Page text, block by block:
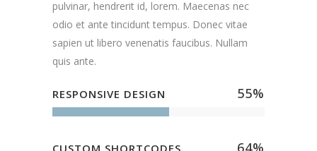
pulvinar, hendrerit id, lorem. Maecenas nec
odio et ante tincidunt tempus. Donec vitae
sapien ut libero venenatis faucibus. Nullam
quis ante.
RESPONSIVE DESIGN 55%
CUSTOM SHORTCODES 64%